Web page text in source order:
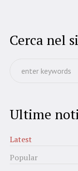
Cerca nel
Ultime
Latest
Popular